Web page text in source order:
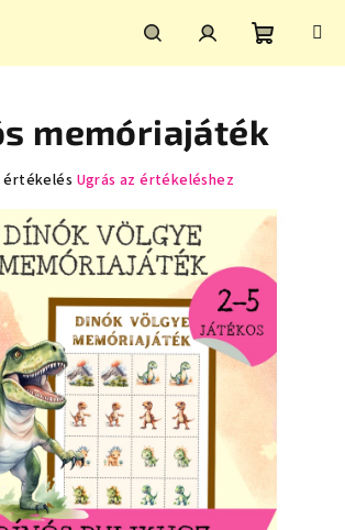
KeresésBejelentkezés
Kosár
memóriajáték
értékelés Ugrás az értékeléshez